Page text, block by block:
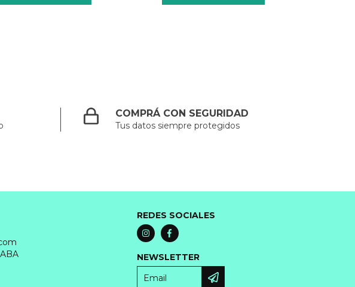
COMPRÁ CON SEGURIDAD
Tus datos siempre protegidos
REDES SOCIALES
NEWSLETTER